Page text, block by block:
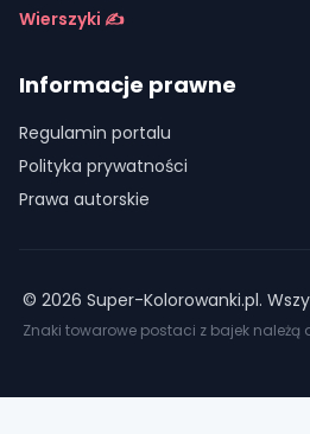
Wierszyki ✍️
Informacje prawne
Regulamin portalu
Polityka prywatności
Prawa autorskie
© 2026 Super-Kolorowanki.pl.
Znaki towarowe postaci z bajek należą